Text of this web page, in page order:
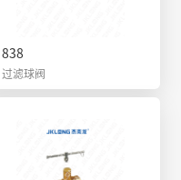
838
过滤球阀